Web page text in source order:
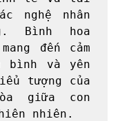
nghệ nhân
Bình hoa
đến cảm
bình và yên
tượng của
giữa con
nhiên.